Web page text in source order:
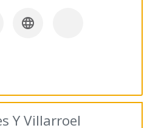

Y Villarroel